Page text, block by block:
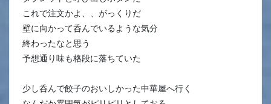
これで注文かよ、、がっくりだ
壁に向かって呑んでいるような気分
終わったなと思う
予想通り味も格段に落ちていた
少し呑んで餃子のおいしかった中華屋へ行く